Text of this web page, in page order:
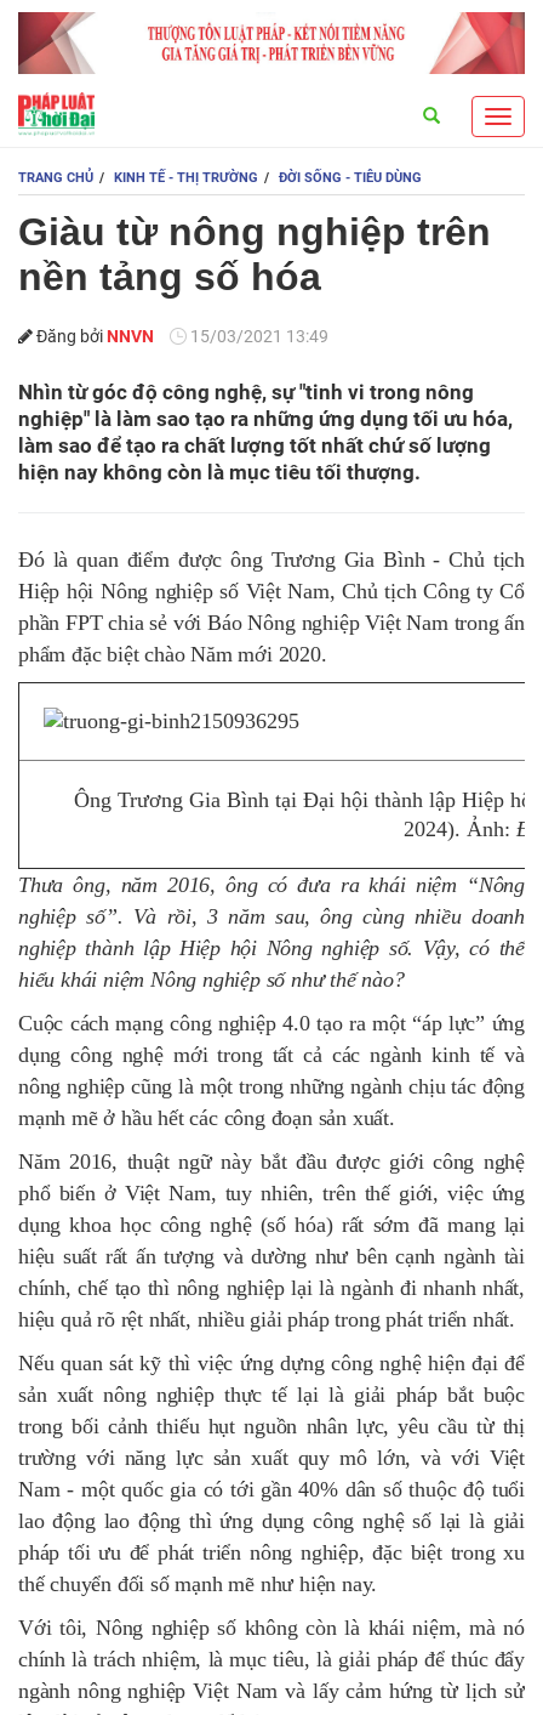
TRANG CHỦ KINH TẾ - THỊ TRƯỜNG ĐỜI SỐNG - TIÊU DÙNG
Giàu từ nông nghiệp trên
nền tảng số hóa
Đăng bởi NNVN 15/03/2021 13:49
Nhìn từ góc độ công nghệ, sự "tinh vi trong nông
nghiệp" là làm sao tạo ra những ứng dụng tối ưu hóa,
làm sao để tạo ra chất lượng tốt nhất chứ số lượng
hiện nay không còn là mục tiêu tối thượng.
Đó là quan điểm được ông Trương Gia Bình - Chủ tịch
Hiệp hội Nông nghiệp số Việt Nam, Chủ tịch Công ty Cổ
phần FPT chia sẻ với Báo Nông nghiệp Việt Nam trong ấn
phẩm đặc biệt chào Năm mới 2020.
Ông Trương Gia Bình tại Đại hội thành lập Hiệp
2024). Ảnh:
Thưa ông, năm 2016, ông có đưa ra khái niệm “Nông
nghiệp số”. Và rồi, 3 năm sau, ông cùng nhiều doanh
nghiệp thành lập Hiệp hội Nông nghiệp số. Vậy, có thể
hiểu khái niệm Nông nghiệp số như thế nào?
Cuộc cách mạng công nghiệp 4.0 tạo ra một “áp lực” ứng
dụng công nghệ mới trong tất cả các ngành kinh tế và
nông nghiệp cũng là một trong những ngành chịu tác động
mạnh mẽ ở hầu hết các công đoạn sản xuất.
Năm 2016, thuật ngữ này bắt đầu được giới công nghệ
phổ biến ở Việt Nam, tuy nhiên, trên thế giới, việc ứng
dụng khoa học công nghệ (số hóa) rất sớm đã mang lại
hiệu suất rất ấn tượng và dường như bên cạnh ngành tài
chính, chế tạo thì nông nghiệp lại là ngành đi nhanh nhất,
hiệu quả rõ rệt nhất, nhiều giải pháp trong phát triển nhất.
Nếu quan sát kỹ thì việc ứng dựng công nghệ hiện đại để
sản xuất nông nghiệp thực tế lại là giải pháp bắt buộc
trong bối cảnh thiếu hụt nguồn nhân lực, yêu cầu từ thị
trường với năng lực sản xuất quy mô lớn, và với Việt
Nam - một quốc gia có tới gần 40% dân số thuộc độ tuổi
lao động lao động thì ứng dụng công nghệ số lại là giải
pháp tối ưu để phát triển nông nghiệp, đặc biệt trong xu
thế chuyển đối số mạnh mẽ như hiện nay.
Với tôi, Nông nghiệp số không còn là khái niệm, mà nó
chính là trách nhiệm, là mục tiêu, là giải pháp để thúc đẩy
ngành nông nghiệp Việt Nam và lấy cảm hứng từ lịch sử